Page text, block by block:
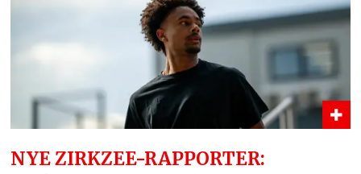
NYE ZIRKZEE-RAPPORTER: